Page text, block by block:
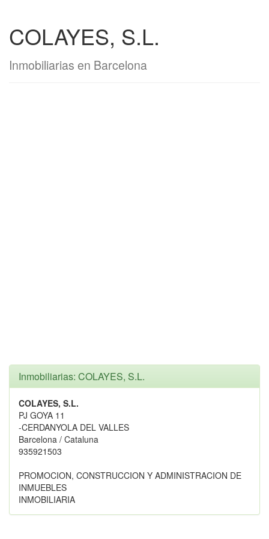
COLAYES, S.L.
Inmobiliarias en Barcelona
Inmobiliarias: COLAYES, S.L.
COLAYES, S.L.
PJ GOYA 11
-CERDANYOLA DEL VALLES
Barcelona / Cataluna
935921503
PROMOCION, CONSTRUCCION Y ADMINISTRACION DE
INMUEBLES
INMOBILIARIA